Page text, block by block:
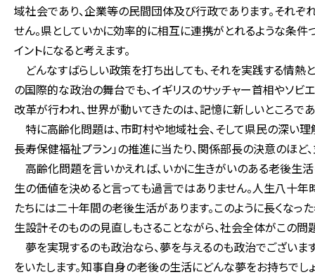
域社会であり、企業等の民間団体及び行政であります。それ
せん。県としていかに効率的に相互に連携がとれるような条件
イントになると考えます。
どんなすばらしい政策を打ち出しても、それを実践する情熱
の国際的な政治の舞台でも、イギリスのサッチャー首相やソビ
改革が行われ、世界が動いてきたのは、記憶に新しいところであ
特に高齢化問題は、市町村や地域社会、そして県民の深い
長寿保健福祉プラン」の推進に当たり、関係部長の決意のほ
高齢化問題を言いかえれば、いかに生きがいのある老後生活
生の価値を決めると言っても過言ではありません。人生八十年
たちには二十年間の老後生活があります。このように長くな
生設計そのものの見直しもさることながら、社会全体がこの問
夢を実現するのも政治なら、夢を与えるのも政治でございま
をいたします。知事自身の老後の生活にどんな夢をお持ちでしょ